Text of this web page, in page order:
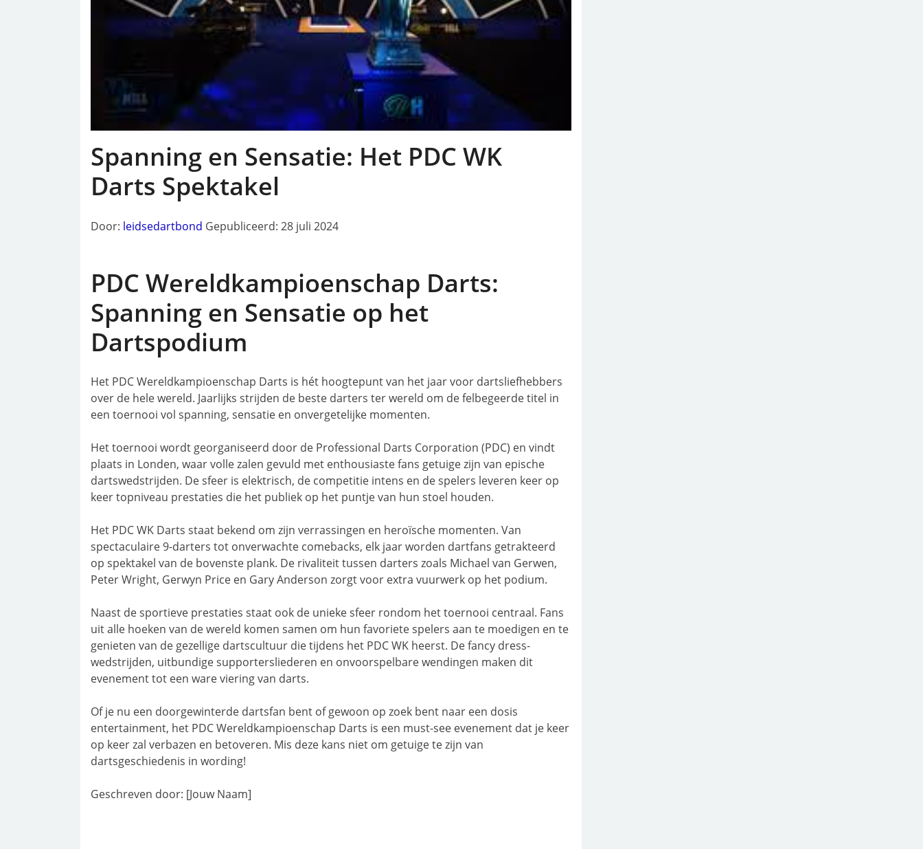
Spanning en Sensatie: Het PDC WK
Darts Spektakel
Door: leidsedartbond Gepubliceerd: 28 juli 2024
PDC Wereldkampioenschap Darts:
Spanning en Sensatie op het
Dartspodium
Het PDC Wereldkampioenschap Darts is hét hoogtepunt van het jaar voor dartsliefhebbers
over de hele wereld. Jaarlijks strijden de beste darters ter wereld om de felbegeerde titel in
een toernooi vol spanning, sensatie en onvergetelijke momenten.
Het toernooi wordt georganiseerd door de Professional Darts Corporation (PDC) en vindt
plaats in Londen, waar volle zalen gevuld met enthousiaste fans getuige zijn van epische
dartswedstrijden. De sfeer is elektrisch, de competitie intens en de spelers leveren keer op
keer topniveau prestaties die het publiek op het puntje van hun stoel houden.
Het PDC WK Darts staat bekend om zijn verrassingen en heroïsche momenten. Van
spectaculaire 9-darters tot onverwachte comebacks, elk jaar worden dartfans getrakteerd
op spektakel van de bovenste plank. De rivaliteit tussen darters zoals Michael van Gerwen,
Peter Wright, Gerwyn Price en Gary Anderson zorgt voor extra vuurwerk op het podium.
Naast de sportieve prestaties staat ook de unieke sfeer rondom het toernooi centraal. Fans
uit alle hoeken van de wereld komen samen om hun favoriete spelers aan te moedigen en te
genieten van de gezellige dartscultuur die tijdens het PDC WK heerst. De fancy dress-
wedstrijden, uitbundige supportersliederen en onvoorspelbare wendingen maken dit
evenement tot een ware viering van darts.
Of je nu een doorgewinterde dartsfan bent of gewoon op zoek bent naar een dosis
entertainment, het PDC Wereldkampioenschap Darts is een must-see evenement dat je keer
op keer zal verbazen en betoveren. Mis deze kans niet om getuige te zijn van
dartsgeschiedenis in wording!
Geschreven door: [Jouw Naam]